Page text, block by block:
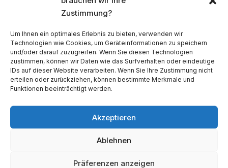
Zustimmung?
Um Ihnen ein optimales Erlebnis zu bieten, verwenden wir
Technologien wie Cookies, um Geräteinformationen zu speichern
und/oder darauf zuzugreifen. Wenn Sie diesen Technologien
zustimmen, können wir Daten wie das Surfverhalten oder eindeutige
IDs auf dieser Website verarbeiten. Wenn Sie Ihre Zustimmung nicht
erteilen oder zurückziehen, können bestimmte Merkmale und
Funktionen beeinträchtigt werden.
Akzeptieren
Ablehnen
Präferenzen anzeigen
Klicke hier, um Marketing-Cookies zu
akzeptieren und diesen Inhalt zu
aktivieren